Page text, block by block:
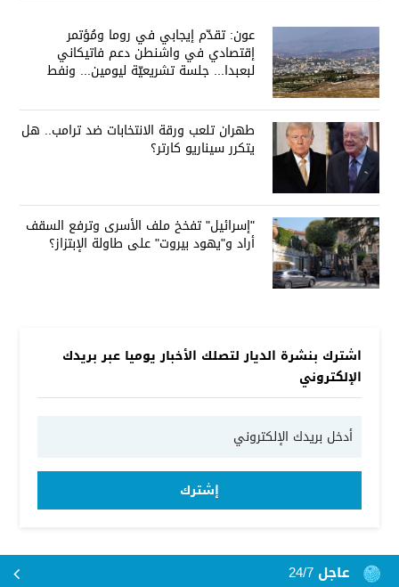
عون: تقدّم إيجابي في روما ومُؤتمر
إقتصادي في واشنطن دعم فاتيكاني
لبعبدا... جلسة تشريعيّة ليومين... ونفط
طهران تلعب ورقة الانتخابات ضد ترامب.. هل
يتكرر سيناريو كارتر؟
"إسرائيل" تفخخ ملف الأسرى وترفع السقف
أراد و"يهود بيروت" على طاولة الإبتزاز؟
اشترك بنشرة الديار لتصلك الأخبار يوميا عبر بريدك
الإلكتروني
إشترك
عاجل 24/7